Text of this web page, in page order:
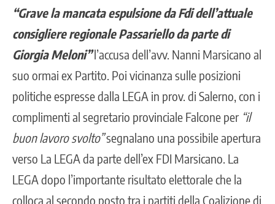
“Grave la mancata espulsione da Fdi dell’attuale
consigliere regionale Passariello da parte di
Giorgia Meloni”l’accusa dell’avv. Nanni Marsicano al
suo ormai ex Partito. Poi vicinanza sulle posizioni
politiche espresse dalla LEGA in prov. di Salerno, con i
complimenti al segretario provinciale Falcone per “il
buon lavoro svolto”segnalano una possibile apertura
verso La LEGA da parte dell’ex FDI Marsicano. La
LEGA dopo l’importante risultato elettorale che la
colloca al secondo posto tra i partiti della Coalizione di